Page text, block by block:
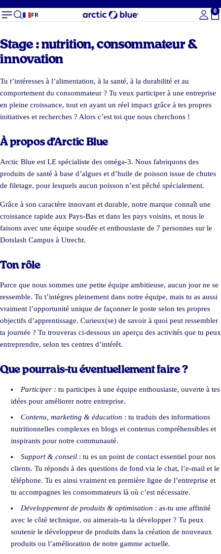
FR
0
Stage : nutrition, consommateur &
innovation
Tu t’intéresses à l’alimentation, à la santé, à la durabilité et au
comportement du consommateur ? Tu veux participer à une entreprise
en pleine croissance, tout en ayant un réel impact grâce à tes propres
initiatives et recherches ? Alors c’est toi que nous cherchons !
À propos d’Arctic Blue
Arctic Blue est LE spécialiste des oméga-3. Nous fabriquons des
produits de santé à base d’algues et d’huile de poisson issue de chutes
de filetage, pour lesquels aucun poisson n’est pêché spécialement.
Grâce à son caractère innovant et durable, notre marque connaît une
croissance rapide aux Pays-Bas et dans les pays voisins, et nous le
faisons avec une équipe soudée et enthousiaste de 7 personnes sur le
Dotslash Campus à Utrecht.
Ton rôle
Parce que nous sommes une petite équipe ambitieuse, aucun jour ne se
ressemble. Tu t’intègres pleinement dans notre équipe, mais tu as aussi
vraiment l’opportunité unique de façonner le poste selon tes propres
objectifs d’apprentissage. Curieux(se) de savoir à quoi peut ressembler
ta journée ? Tu trouveras ci-dessous un aperçu des activités que tu peux
entreprendre, selon tes centres d’intérêt.
Que pourrais-tu éventuellement faire ?
Participer : tu participes à une équipe enthousiaste, ouverte à tes
idées pour améliorer notre entreprise.
Contenu, marketing & éducation : tu traduis des informations
nutritionnelles complexes en blogs et contenus compréhensibles et
inspirants pour notre communauté.
Support & conseil : tu es un point de contact essentiel pour nos
clients. Tu réponds à des questions de fond via le chat, l’e-mail et le
téléphone. Tu es ainsi vraiment en première ligne de l’entreprise et
tu accompagnes les consommateurs là où c’est nécessaire.
Développement de produits & optimisation : as-tu une affinité
avec le côté technique, ou aimerais-tu la développer ? Tu peux
soutenir le développeur de produits dans la création de nouveaux
produits ou l’amélioration de notre gamme actuelle.